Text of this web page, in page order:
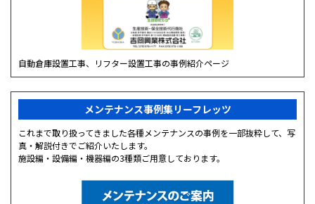
自動倉庫設置工事、リフター設置工事の事例紹介ページ
メンテナンス事例集リーフレッツ
これまで取り扱ってきました各種メンテナンスの事例を一部抜粋して、写
真・解説付きでご紹介いたします。
施設編・設備編・機器編の3種類ご用意しております。